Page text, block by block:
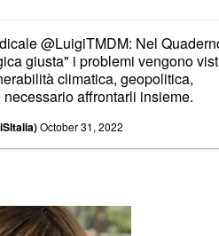
@LuigiTMDM: Nel
giusta" i problemi vengono
climatica, geopolitica,
affrontarli insieme.
October 31, 2022